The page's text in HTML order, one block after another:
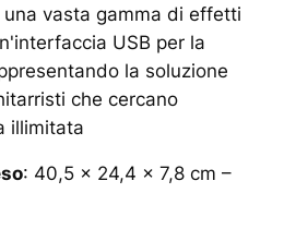
vasta gamma di effetti
USB per la
la soluzione
che cercano
illimitata
: 40,5 x 24,4 x 7,8 cm –